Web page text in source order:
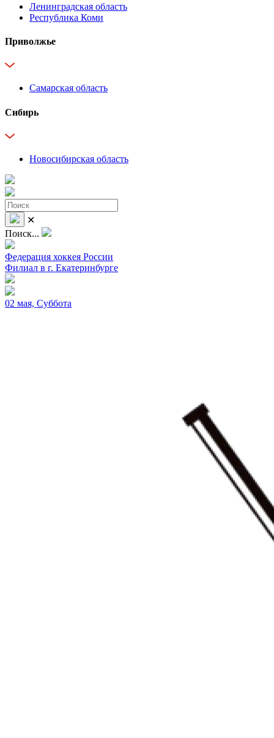
Ленинградская область
Республика Коми
Приволжье
Самарская область
Сибирь
Новосибирская область
✕
Поиск...
Федерация хоккея России
Филиал в г. Екатеринбурге
02 мая, Суббота